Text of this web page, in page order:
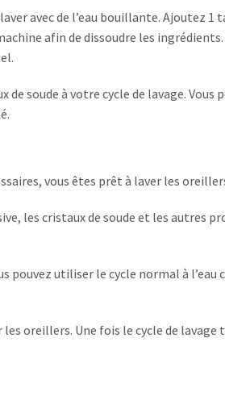
avec de l’eau bouillante. Ajoutez 1
afin de dissoudre les ingrédients.
de soude à votre cycle de lavage. Vous
vous êtes prêt à laver les
les cristaux de soude et les autres
utiliser le cycle normal à l’eau
oreillers. Une fois le cycle de lavage